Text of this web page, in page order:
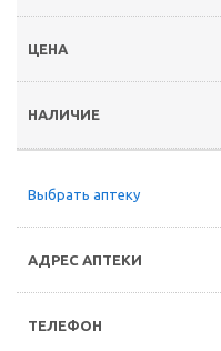
Выбрать аптеку